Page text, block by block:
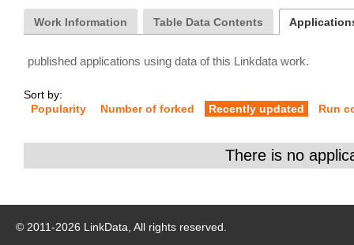
Work Information Table Data Contents
published applications using data of this Linkdata work.
Sort by:
Popularity
Number of forked Recently updated Run
There is no
© 2011-2026 LinkData, All rights reserved.